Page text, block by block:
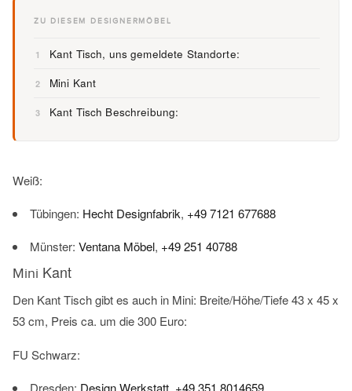
ZU DIESEM DESIGNERMÖBEL
1 Kant Tisch, uns gemeldete Standorte:
2 Mini Kant
3 Kant Tisch Beschreibung:
Weiß:
Tübingen: Hecht Designfabrik, +49 7121 677688
Münster: Ventana Möbel, +49 251 40788
Mini Kant
Den Kant Tisch gibt es auch in Mini: Breite/Höhe/Tiefe 43 x 45 x
53 cm, Preis ca. um die 300 Euro:
FU Schwarz:
Dresden: Design Werkstatt +49 351 8014659